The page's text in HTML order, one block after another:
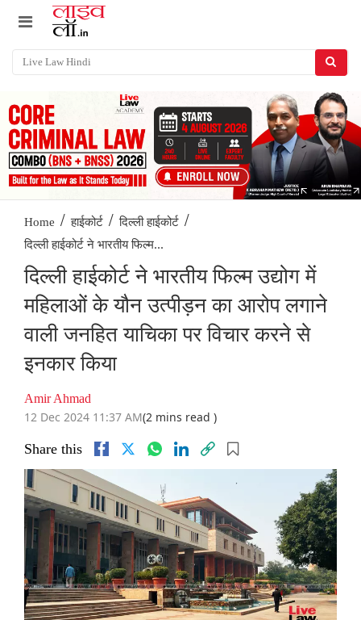
Home / हाईकोर्ट / दिल्ली हाईकोर्ट /
दिल्ली हाईकोर्ट ने भारतीय फिल्म...
दिल्ली हाईकोर्ट ने भारतीय फिल्म उद्योग में
महिलाओं के यौन उत्पीड़न का आरोप लगाने
वाली जनहित याचिका पर विचार करने से
इनकार किया
Amir Ahmad
12 Dec 2024 11:37 AM(2 mins read )
Share this